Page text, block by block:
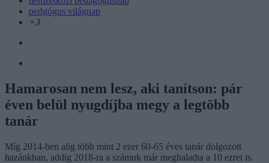
pedgógus világnap
+3
Hamarosan nem lesz, aki tanítson: pár
éven belül nyugdíjba megy a legtöbb
tanár
Míg 2014-ben alig több mint 2 ezer 60-65 éves tanár dolgozott
hazánkban, addig 2018-ra a számuk már meghaladta a 10 ezret is.